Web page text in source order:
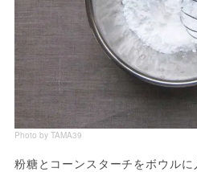
Photo by TAMA39
粉糖とコーンスターチをボウル